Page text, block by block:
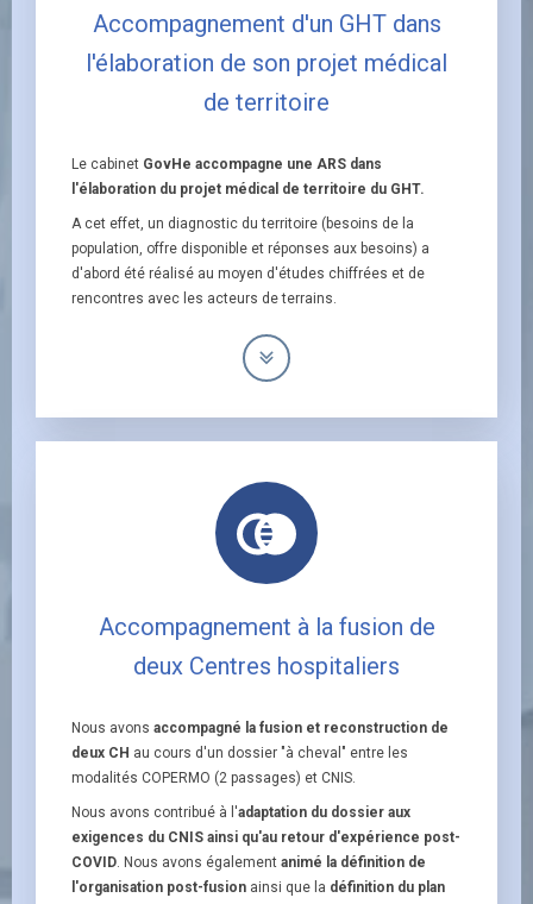
Accompagnement d'un GHT dans
l'élaboration de son projet médical
de territoire
Le cabinet GovHe accompagne une ARS dans
l'élaboration du projet médical de territoire du GHT.
A cet effet, un diagnostic du territoire (besoins de la
population, offre disponible et réponses aux besoins) a
d'abord été réalisé au moyen d'études chiffrées et de
rencontres avec les acteurs de terrains.
Accompagnement à la fusion de
deux Centres hospitaliers
Nous avons accompagné la fusion et reconstruction de
deux CH au cours d'un dossier "à cheval" entre les
modalités COPERMO (2 passages) et CNIS.
Nous avons contribué à l'adaptation du dossier aux
exigences du CNIS ainsi qu'au retour d'expérience post-
COVID. Nous avons également animé la définition de
l'organisation post-fusion ainsi que la définition du plan